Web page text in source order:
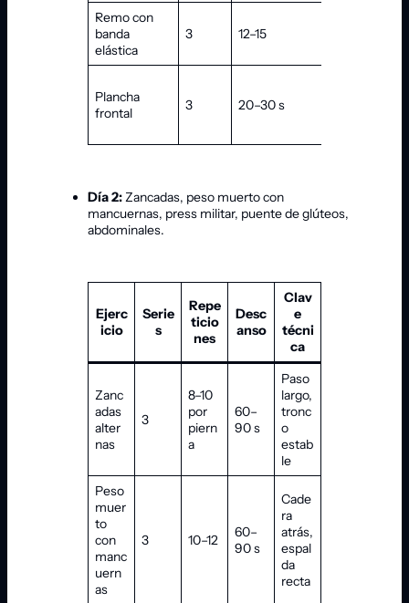
Remo con
banda
elástica
3 12–15
Plancha
frontal
3 20–30 s
Día 2:Zancadas, peso muerto con
mancuernas, press militar, puente de glúteos,
abdominales.
Ejerc
icio
Serie
s
Repe
ticio
nes
Desc
anso
Clav
e
técni
ca
Zanc
adas
alter
nas
3
8–10
por
piern
a
60–
90 s
Paso
largo,
tronc
o
estab
le
Peso
muer
to
con
manc
uern
as
3 10–12
60–
90 s
Cade
ra
atrás,
espal
da
recta